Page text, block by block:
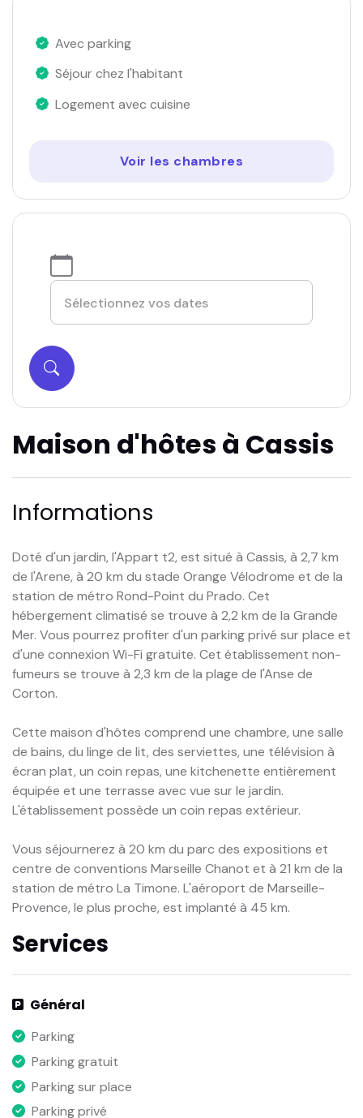
Maison d'hôtes à Cassis
Informations
Doté d'un jardin, l'Appart t2, est situé à Cassis, à 2,7 km
de l'Arene, à 20 km du stade Orange Vélodrome et de la
station de métro Rond-Point du Prado. Cet
hébergement climatisé se trouve à 2,2 km de la Grande
Mer. Vous pourrez profiter d'un parking privé sur place et
d'une connexion Wi-Fi gratuite. Cet établissement non-
fumeurs se trouve à 2,3 km de la plage de l'Anse de
Corton.
Cette maison d'hôtes comprend une chambre, une salle
de bains, du linge de lit, des serviettes, une télévision à
écran plat, un coin repas, une kitchenette entièrement
équipée et une terrasse avec vue sur le jardin.
L'établissement possède un coin repas extérieur.
Vous séjournerez à 20 km du parc des expositions et
centre de conventions Marseille Chanot et à 21 km de la
station de métro La Timone. L'aéroport de Marseille-
Provence, le plus proche, est implanté à 45 km.
Services
Général
Parking
Parking gratuit
Parking sur place
Parking privé
Avec parking
Séjour chez l'habitant
Logement avec cuisine
Voir les chambres